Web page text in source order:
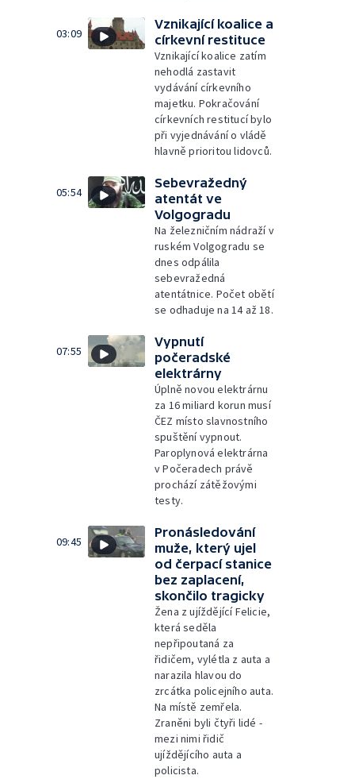
03:09
Vznikající koalice a
církevní restituce
Vznikající koalice zatím
nehodlá zastavit
vydávání církevního
majetku. Pokračování
církevních restitucí bylo
při vyjednávání o vládě
hlavně prioritou lidovců.
05:54
Sebevražedný
atentát ve
Volgogradu
Na železničním nádraží v
ruském Volgogradu se
dnes odpálila
sebevražedná
atentátnice. Počet obětí
se odhaduje na 14 až 18.
07:55
Vypnutí
počeradské
elektrárny
Úplně novou elektrárnu
za 16 miliard korun musí
ČEZ místo slavnostního
spuštění vypnout.
Paroplynová elektrárna
v Počeradech právě
prochází zátěžovými
testy.
09:45
Pronásledování
muže, který ujel
od čerpací stanice
bez zaplacení,
skončilo tragicky
Žena z ujíždějící Felicie,
která seděla
nepřipoutaná za
řidičem, vylétla z auta a
narazila hlavou do
zrcátka policejního auta.
Na místě zemřela.
Zraněni byli čtyři lidé -
mezi nimi řidič
ujíždějícího auta a
policista.